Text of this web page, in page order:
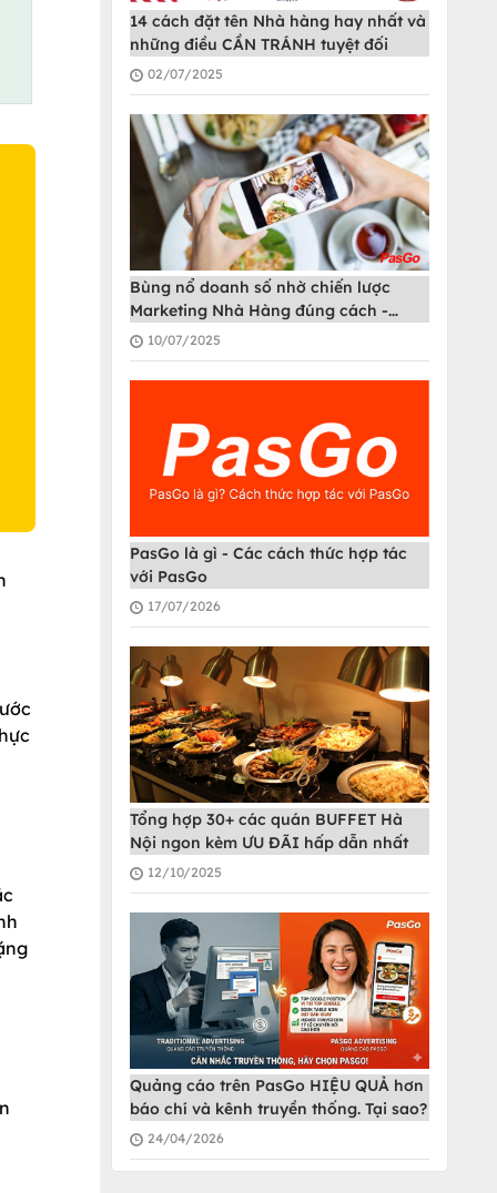
14 cách đặt tên Nhà hàng hay nhất và
những điều CẦN TRÁNH tuyệt đối
02/07/2025
Bùng nổ doanh số nhờ chiến lược
Marketing Nhà Hàng đúng cách -
PasGo
10/07/2025
PasGo là gì - Các cách thức hợp tác
với PasGo
17/07/2026
Tổng hợp 30+ các quán BUFFET Hà
Nội ngon kèm ƯU ĐÃI hấp dẫn nhất
12/10/2025
Quảng cáo trên PasGo HIỆU QUẢ hơn
báo chí và kênh truyền thống. Tại sao?
24/04/2026